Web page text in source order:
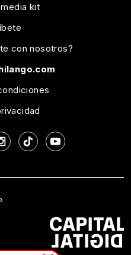
kit
con nosotros?